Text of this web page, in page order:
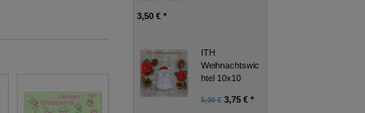
3,50 € *
ITH
Weihnachtswic
htel 10x10
5,00 €3,75 € *